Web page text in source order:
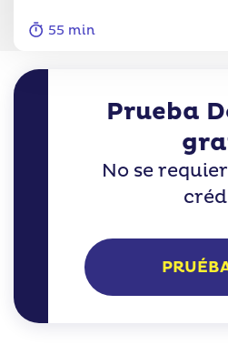
55 min
Prueba
No se